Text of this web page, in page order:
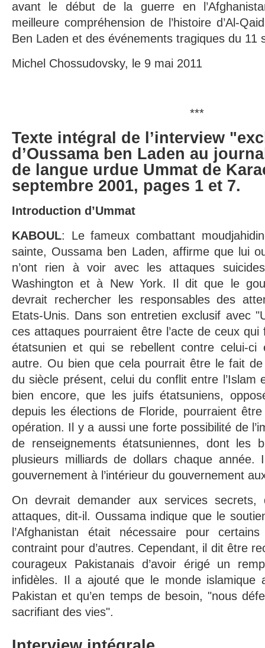
avant le début de la guerre en
meilleure compréhension de l’histoire d’Al-
Ben Laden et des événements tragiques du 11
Michel Chossudovsky, le 9 mai 2011
***
Texte intégral de l’interview
d’Oussama ben Laden au
de langue urdue Ummat de
septembre 2001, pages 1 et 7.
Introduction d’Ummat
KABOUL: Le fameux combattant
sainte, Oussama ben Laden, affirme que lui
n’ont rien à voir avec les attaques
Washington et à New York. Il dit que le
devrait rechercher les responsables des
Etats-Unis. Dans son entretien exclusif avec
ces attaques pourraient être l’acte de ceux
étatsunien et qui se rebellent contre celui-ci
autre. Ou bien que cela pourrait être le fait
du siècle présent, celui du conflit entre l’Islam
bien encore, que les juifs étatsuniens,
depuis les élections de Floride, pourraient
opération. Il y a aussi une forte possibilité de
de renseignements étatsuniennes, dont les
plusieurs milliards de dollars chaque année.
gouvernement à l’intérieur du gouvernement
On devrait demander aux services
attaques, dit-il. Oussama indique que le
l’Afghanistan était nécessaire pour
contraint pour d’autres. Cependant, il dit être
courageux Pakistanais d’avoir érigé un
infidèles. Il a ajouté que le monde islamique
Pakistan et qu’en temps de besoin, "nous
sacrifiant des vies".